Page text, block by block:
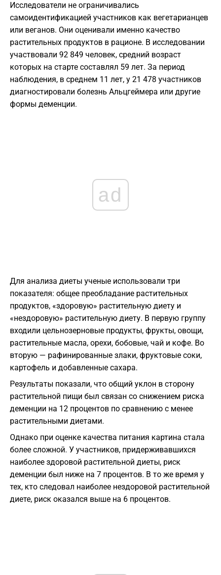
Исследователи не ограничивались
самоидентификацией участников как вегетарианцев
или веганов. Они оценивали именно качество
растительных продуктов в рационе. В исследовании
участвовали 92 849 человек, средний возраст
которых на старте составлял 59 лет. За период
наблюдения, в среднем 11 лет, у 21 478 участников
диагностировали болезнь Альцгеймера или другие
формы деменции.
ad
Для анализа диеты ученые использовали три
показателя: общее преобладание растительных
продуктов, «здоровую» растительную диету и
«нездоровую» растительную диету. В первую группу
входили цельнозерновые продукты, фрукты, овощи,
растительные масла, орехи, бобовые, чай и кофе. Во
вторую — рафинированные злаки, фруктовые соки,
картофель и добавленные сахара.
Результаты показали, что общий уклон в сторону
растительной пищи был связан со снижением риска
деменции на 12 процентов по сравнению с менее
растительными диетами.
Однако при оценке качества питания картина стала
более сложной. У участников, придерживавшихся
наиболее здоровой растительной диеты, риск
деменции был ниже на 7 процентов. В то же время у
тех, кто следовал наиболее нездоровой растительной
диете, риск оказался выше на 6 процентов.